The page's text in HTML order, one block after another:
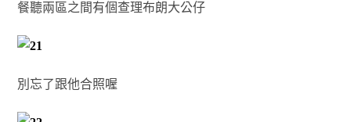
餐聽兩區之間有個查理布朗大公仔
別忘了跟他合照喔